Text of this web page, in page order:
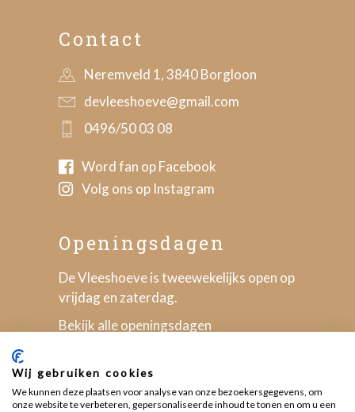
Contact
Neremveld 1, 3840 Borgloon
devleeshoeve@gmail.com
0496/50 03 08
Word fan op Facebook
Volg ons op Instagram
Openingsdagen
De Vleeshoeve is tweewekelijks open op
vrijdag en zaterdag.
Bekijk alle openingsdagen
Wij gebruiken cookies
We kunnen deze plaatsen voor analyse van onze bezoekersgegevens, om
onze website te verbeteren, gepersonaliseerde inhoud te tonen en om u een